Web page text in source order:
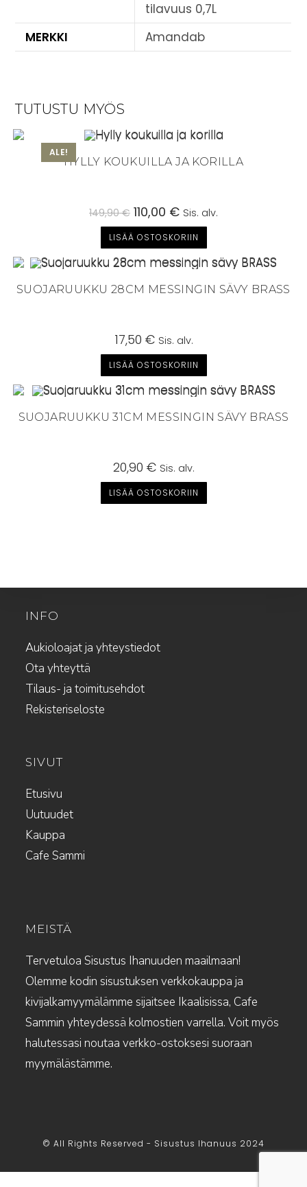
tilavuus 0,7L
MERKKI
Amandab
TUTUSTU MYÖS
ALE!
HYLLY KOUKUILLA JA KORILLA
149,90€ Alkuperäinen
hinta
oli:
149,90 €.
110,00 €Nykyinen
hinta
on:
110,00 €.
Sis. alv.
LISÄÄ OSTOSKORIIN
SUOJARUUKKU 28CM MESSINGIN SÄVY BRASS
17,50 € Sis. alv.
LISÄÄ OSTOSKORIIN
SUOJARUUKKU 31CM MESSINGIN SÄVY BRASS
20,90 € Sis. alv.
LISÄÄ OSTOSKORIIN
INFO
Aukioloajat ja yhteystiedot
Ota yhteyttä
Tilaus- ja toimitusehdot
Rekisteriseloste
SIVUT
Etusivu
Uutuudet
Kauppa
Cafe Sammi
MEISTÄ
Tervetuloa Sisustus Ihanuuden maailmaan!
Olemme kodin sisustuksen verkkokauppa ja
kivijalkamyymälämme sijaitsee Ikaalisissa, Cafe
Sammin yhteydessä kolmostien varrella. Voit myös
halutessasi noutaa verkko-ostoksesi suoraan
myymälästämme.
© All Rights Reserved - Sisustus Ihanuus 2024